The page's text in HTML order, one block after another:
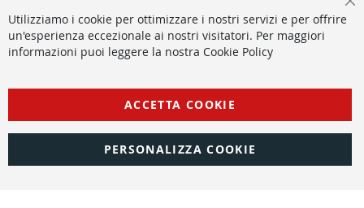
Panoramica
Aléa
2025 Copyright © All rights reserved - Pracal P.IVA: 05128780656 -
Utilizziamo i cookie per ottimizzare i nostri servizi e per offrire
un'esperienza eccezionale ai nostri visitatori. Per maggiori
informazioni puoi leggere la nostra Cookie Policy
ACCETTA COOKIE
PERSONALIZZA COOKIE